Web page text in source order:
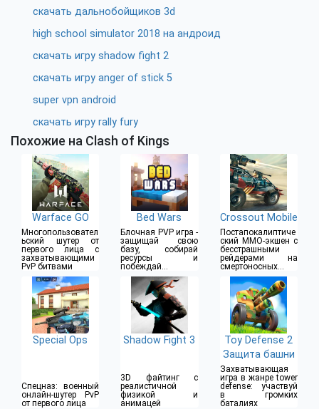
скачать дальнобойщиков 3d
high school simulator 2018 на андроид
скачать игру shadow fight 2
скачать игру anger of stick 5
super vpn android
скачать игру rally fury
Похожие на Clash of Kings
Warface GO
Многопользовател
ьский шутер от
первого лица с
захватывающими
PvP битвами
Bed Wars
Блочная PVP игра -
защищай свою
базу, собирай
ресурсы и
побеждай
противников
Crossout Mobile
Постапокалиптиче
ский MMO-экшен с
бесстрашными
рейдерами на
смертоносных
бронемобилях
Special Ops
Спецназ: военный
онлайн-шутер PvP
от первого лица
Shadow Fight 3
3D файтинг с
реалистичной
физикой и
анимацей
Toy Defense 2
Защита башни
Захватывающая
игра в жанре tower
defense: участвуй
в громких
баталиях